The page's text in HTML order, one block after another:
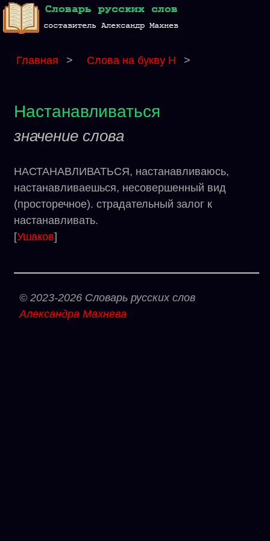
Главная > Слова на букву Н >
Настанавливаться
значение слова
НАСТАНАВЛИВАТЬСЯ, настанавливаюсь,
настанавливаешься, несовершенный вид
(просторечное). страдательный залог к
настанавливать.
[Ушаков]
© 2023-2026 Словарь русских слов
Александра Махнева